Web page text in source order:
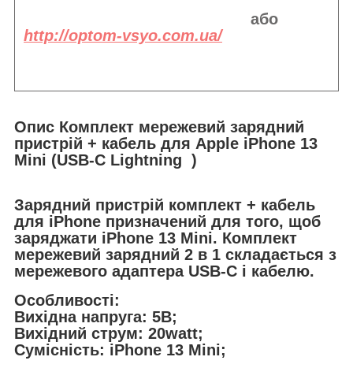
або
http://optom-vsyo.com.ua/
Опис Комплект мережевий зарядний
пристрій + кабель для Apple iPhone 13
Mini (USB-C Lightning )
Зарядний пристрій комплект + кабель
для iPhone призначений для того, щоб
заряджати iPhone 13 Mini. Комплект
мережевий зарядний 2 в 1 складається з
мережевого адаптера USB-C і кабелю.
Особливості:
Вихідна напруга: 5В;
Вихідний струм: 20watt;
Сумісність: iPhone 13 Mini;